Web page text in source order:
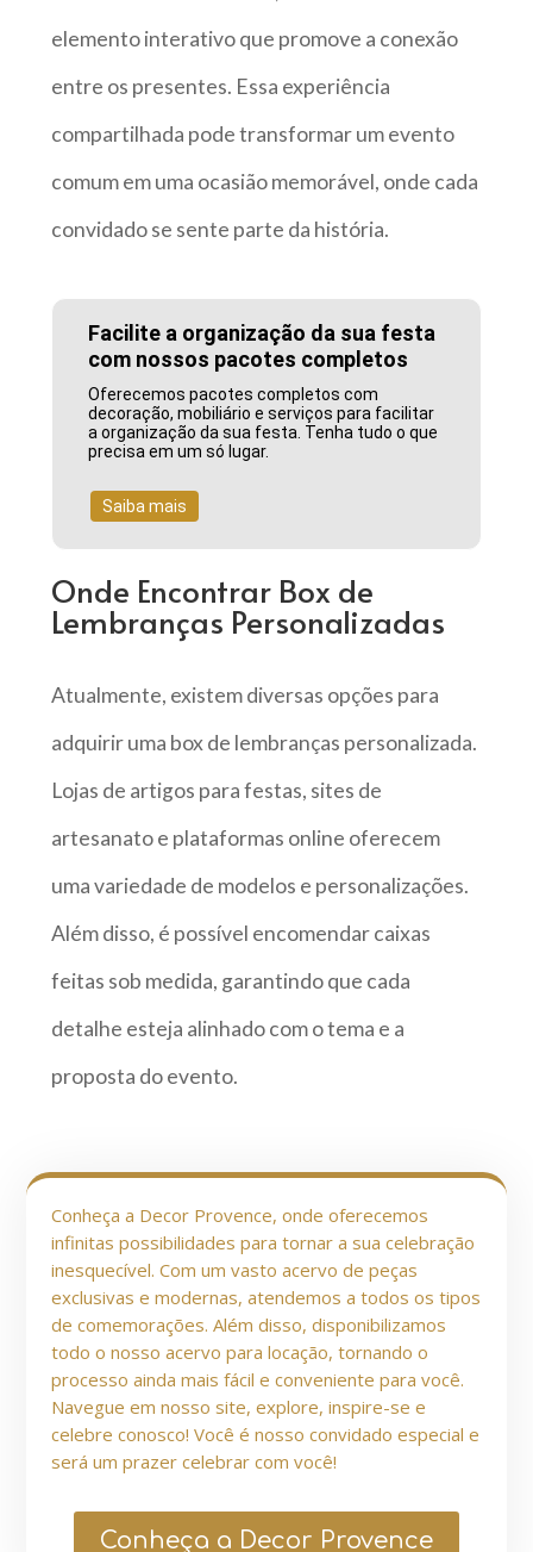
elemento interativo que promove a conexão
entre os presentes. Essa experiência
compartilhada pode transformar um evento
comum em uma ocasião memorável, onde cada
convidado se sente parte da história.
Facilite a organização da sua festa
com nossos pacotes completos
Oferecemos pacotes completos com
decoração, mobiliário e serviços para facilitar
a organização da sua festa. Tenha tudo o que
precisa em um só lugar.
Saiba mais
Onde Encontrar Box de
Lembranças Personalizadas
Atualmente, existem diversas opções para
adquirir uma box de lembranças personalizada.
Lojas de artigos para festas, sites de
artesanato e plataformas online oferecem
uma variedade de modelos e personalizações.
Além disso, é possível encomendar caixas
feitas sob medida, garantindo que cada
detalhe esteja alinhado com o tema e a
proposta do evento.
Conheça a Decor Provence, onde oferecemos
infinitas possibilidades para tornar a sua celebração
inesquecível. Com um vasto acervo de peças
exclusivas e modernas, atendemos a todos os tipos
de comemorações. Além disso, disponibilizamos
todo o nosso acervo para locação, tornando o
processo ainda mais fácil e conveniente para você.
Navegue em nosso site, explore, inspire-se e
celebre conosco! Você é nosso convidado especial e
será um prazer celebrar com você!
Conheça a Decor Provence